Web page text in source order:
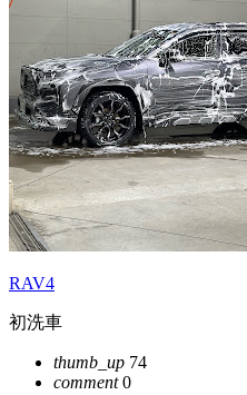
RAV4
初洗車
thumb_up 74
comment0